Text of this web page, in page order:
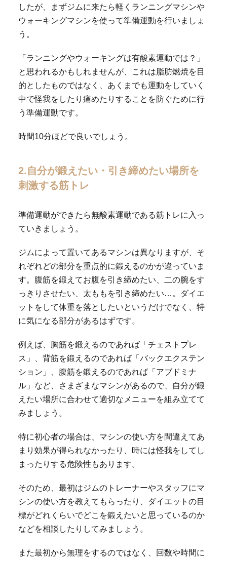
したが、まずジムに来たら軽くランニングマシンや
ウォーキングマシンを使って準備運動を行いましょ
う。
「ランニングやウォーキングは有酸素運動では？」
と思われるかもしれませんが、これは脂肪燃焼を目
的としたものではなく、あくまでも運動をしていく
中で怪我をしたり痛めたりすることを防ぐために行
う準備運動です。
時間10分ほどで良いでしょう。
2.自分が鍛えたい・引き締めたい場所を
刺激する筋トレ
準備運動ができたら無酸素運動である筋トレに入っ
ていきましょう。
ジムによって置いてあるマシンは異なりますが、そ
れぞれどの部分を重点的に鍛えるのかが違っていま
す。腹筋を鍛えてお腹を引き締めたい、二の腕をす
っきりさせたい、太ももを引き締めたい…。ダイエ
ットをして体重を落としたいというだけでなく、特
に気になる部分があるはずです。
例えば、胸筋を鍛えるのであれば「チェストプレ
ス」、背筋を鍛えるのであれば「バックエクステン
ション」、腹筋を鍛えるのであれば「アブドミナ
ル」など、さまざまなマシンがあるので、自分が鍛
えたい場所に合わせて適切なメニューを組み立てて
みましょう。
特に初心者の場合は、マシンの使い方を間違えてあ
まり効果が得られなかったり、時には怪我をしてし
まったりする危険性もあります。
そのため、最初はジムのトレーナーやスタッフにマ
シンの使い方を教えてもらったり、ダイエットの目
標がどれくらいでどこを鍛えたいと思っているのか
などを相談したりしてみましょう。
また最初から無理をするのではなく、回数や時間に